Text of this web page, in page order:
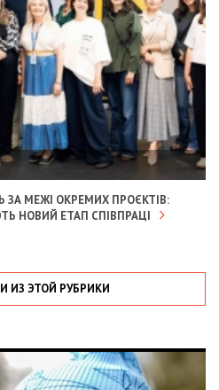
МЕЖІ ОКРЕМИХ ПРОЄКТІВ:
НОВИЙ ЕТАП СПІВПРАЦІ
ИЗ ЭТОЙ РУБРИКИ